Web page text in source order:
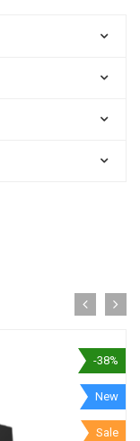
-38%
New
Sale